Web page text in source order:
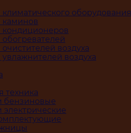
оборудования
каминов
кондиционеров
воздуха
воздуха
техника
бензиновые